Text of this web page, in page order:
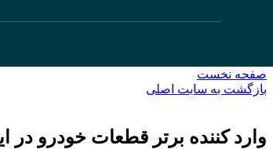
صفحه نخست
بازگشت به سایت اصلی
وارد کننده برتر قطعات خودرو در